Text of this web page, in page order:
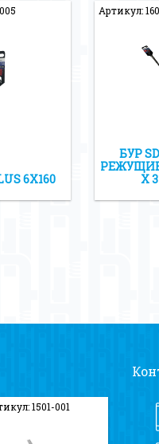
6Х160
Артикул:
БУР
Х
1501-001